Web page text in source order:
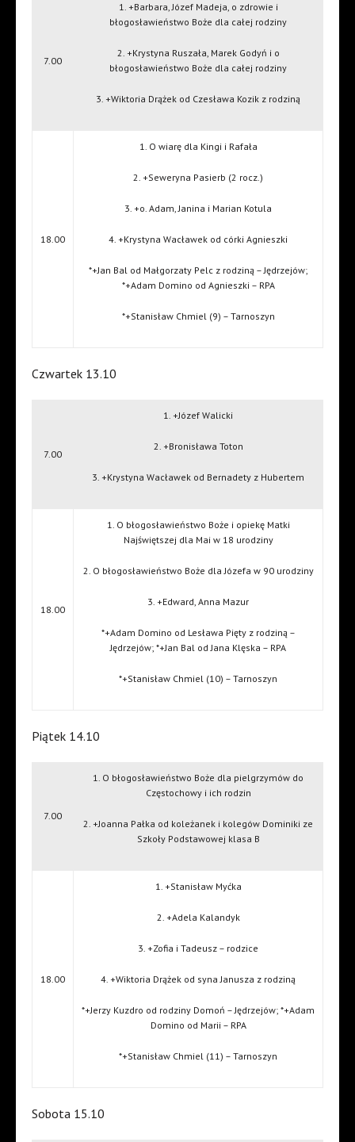
7.00
1. +Barbara, Józef Madeja, o zdrowie i
błogosławieństwo Boże dla całej rodziny
2. +Krystyna Ruszała, Marek Godyń i o
błogosławieństwo Boże dla całej rodziny
3. +Wiktoria Drążek od Czesława Kozik z rodziną
18.00
1. O wiarę dla Kingi i Rafała
2. +Seweryna Pasierb (2 rocz.)
3. +o. Adam, Janina i Marian Kotula
4. +Krystyna Wacławek od córki Agnieszki
*+Jan Bal od Małgorzaty Pelc z rodziną – Jędrzejów;
*+Adam Domino od Agnieszki – RPA
*+Stanisław Chmiel (9) – Tarnoszyn
Czwartek 13.10
7.00
1. +Józef Walicki
2. +Bronisława Toton
3. +Krystyna Wacławek od Bernadety z Hubertem
18.00
1. O błogosławieństwo Boże i opiekę Matki
Najświętszej dla Mai w 18 urodziny
2. O błogosławieństwo Boże dla Józefa w 90 urodziny
3. +Edward, Anna Mazur
*+Adam Domino od Lesława Pięty z rodziną –
Jędrzejów; *+Jan Bal od Jana Klęska – RPA
*+Stanisław Chmiel (10) – Tarnoszyn
Piątek 14.10
7.00
1. O błogosławieństwo Boże dla pielgrzymów do
Częstochowy i ich rodzin
2. +Joanna Pałka od koleżanek i kolegów Dominiki ze
Szkoły Podstawowej klasa B
18.00
1. +Stanisław Myćka
2. +Adela Kalandyk
3. +Zofia i Tadeusz – rodzice
4. +Wiktoria Drążek od syna Janusza z rodziną
*+Jerzy Kuzdro od rodziny Domoń – Jędrzejów; *+Adam
Domino od Marii – RPA
*+Stanisław Chmiel (11) – Tarnoszyn
Sobota 15.10